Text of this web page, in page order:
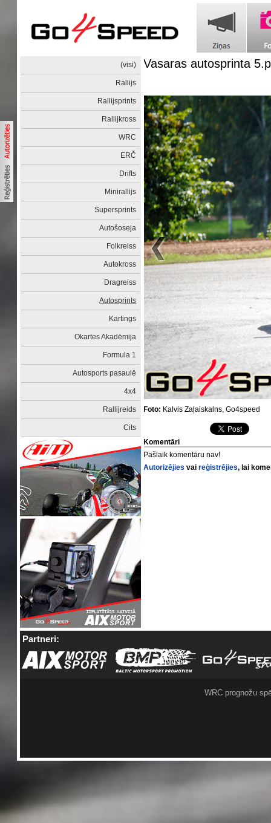
(visi)
Rallijs
Rallijsprints
Rallijkross
WRC
ERČ
Drifts
Minirallijs
Supersprints
Autošoseja
Folkreiss
Autokross
Dragreiss
Autosprints
Kartings
Okartes Akadēmija
Formula 1
Autosports pasaulē
4x4
Rallijreids
Cits
Vasaras autosprinta
Foto: Kalvis Zaļaiskalns, Go4speed
Komentāri
Pašlaik komentāru nav!
Autorizējies vaireģistrējies, lai
Partneri:
WRC prognožu